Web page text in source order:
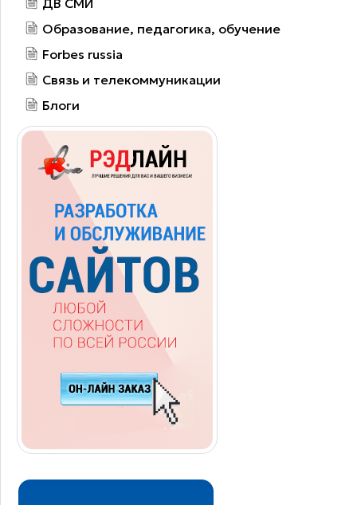
Образование, педагогика, обучение
Forbes russia
Связь и телекоммуникации
Блоги